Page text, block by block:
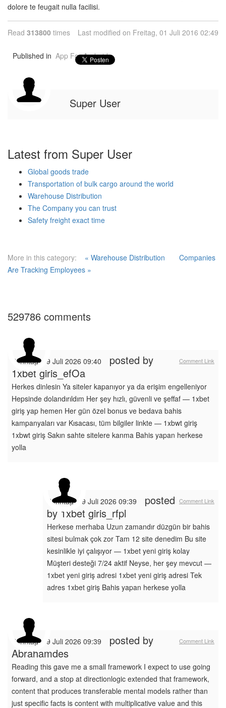
dolore te feugait nulla facilisi.
Read 313800 times Last modified on Freitag, 01 Juli 2016 02:49
Published in App For Android
Super User
Latest from Super User
Global goods trade
Transportation of bulk cargo around the world
Warehouse Distribution
The Company you can trust
Safety freight exact time
More in this category: « Warehouse Distribution
Companies
Are Tracking Employees »
529786 comments
Comment Link
Sonntag, 19 Juli 2026 09:40
posted by
1xbet giris_efOa
Herkes dinlesin Ya siteler kapanıyor ya da erişim engelleniyor
Hepsinde dolandırıldım Her şey hızlı, güvenli ve şeffaf — 1xbet
giriş yap hemen Her gün özel bonus ve bedava bahis
kampanyaları var Kısacası, tüm bilgiler linkte — 1xbwt giriş
1xbwt giriş Sakın sahte sitelere kanma Bahis yapan herkese
yolla
Comment Link
Sonntag, 19 Juli 2026 09:39
posted
by 1xbet giris_rfpl
Herkese merhaba Uzun zamandır düzgün bir bahis
sitesi bulmak çok zor Tam 12 site denedim Bu site
kesinlikle iyi çalışıyor — 1xbet yeni giriş kolay
Müşteri desteği 7/24 aktif Neyse, her şey mevcut —
1xbet yeni giriş adresi 1xbet yeni giriş adresi Tek
adres 1xbet giriş Bahis yapan herkese yolla
Comment Link
Sonntag, 19 Juli 2026 09:39
posted by
Abrahamdes
Reading this gave me a small framework I expect to use going
forward, and a stop at directionlogic extended that framework,
content that produces transferable mental models rather than
just specific facts is content with multiplicative value and this